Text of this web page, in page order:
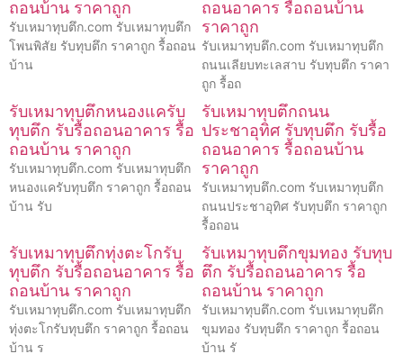
ถอนบ้าน ราคาถูก
รับเหมาทุบตึก.com รับเหมาทุบตึก
โพนพิสัย รับทุบตึก ราคาถูก รื้อถอน
บ้าน
ถอนอาคาร รื้อถอนบ้าน
ราคาถูก
รับเหมาทุบตึก.com รับเหมาทุบตึก
ถนนเลียบทะเลสาบ รับทุบตึก ราคา
ถูก รื้อถ
รับเหมาทุบตึกหนองแครับ
ทุบตึก รับรื้อถอนอาคาร รื้อ
ถอนบ้าน ราคาถูก
รับเหมาทุบตึก.com รับเหมาทุบตึก
หนองแครับทุบตึก ราคาถูก รื้อถอน
บ้าน รับ
รับเหมาทุบตึกถนน
ประชาอุทิศ รับทุบตึก รับรื้อ
ถอนอาคาร รื้อถอนบ้าน
ราคาถูก
รับเหมาทุบตึก.com รับเหมาทุบตึก
ถนนประชาอุทิศ รับทุบตึก ราคาถูก
รื้อถอน
รับเหมาทุบตึกทุ่งตะโกรับ
ทุบตึก รับรื้อถอนอาคาร รื้อ
ถอนบ้าน ราคาถูก
รับเหมาทุบตึก.com รับเหมาทุบตึก
ทุ่งตะโกรับทุบตึก ราคาถูก รื้อถอน
บ้าน ร
รับเหมาทุบตึกขุมทอง รับทุบ
ตึก รับรื้อถอนอาคาร รื้อ
ถอนบ้าน ราคาถูก
รับเหมาทุบตึก.com รับเหมาทุบตึก
ขุมทอง รับทุบตึก ราคาถูก รื้อถอน
บ้าน รั